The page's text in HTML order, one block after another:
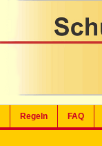
Regeln FAQ